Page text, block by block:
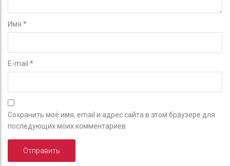
Имя *
E-mail *
Сохранить моё имя, email и адрес сайта в этом браузере для
последующих моих комментариев.